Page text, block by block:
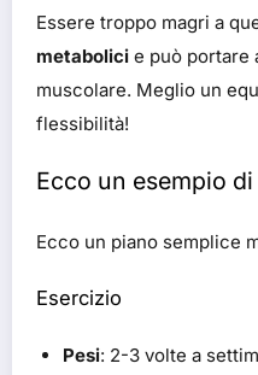
Essere troppo magri a
metabolici e può portare
muscolare. Meglio un
flessibilità!
Ecco un esempio
Ecco un piano semplice
Esercizio
Pesi: 2-3 volte a